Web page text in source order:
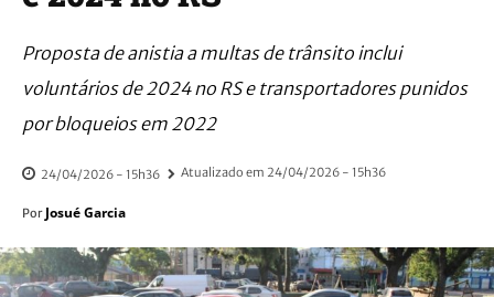
Proposta de anistia a multas de trânsito inclui
voluntários de 2024 no RS e transportadores punidos
por bloqueios em 2022
24/04/2026 - 15h36 Atualizado em 24/04/2026 - 15h36
Por Josué Garcia